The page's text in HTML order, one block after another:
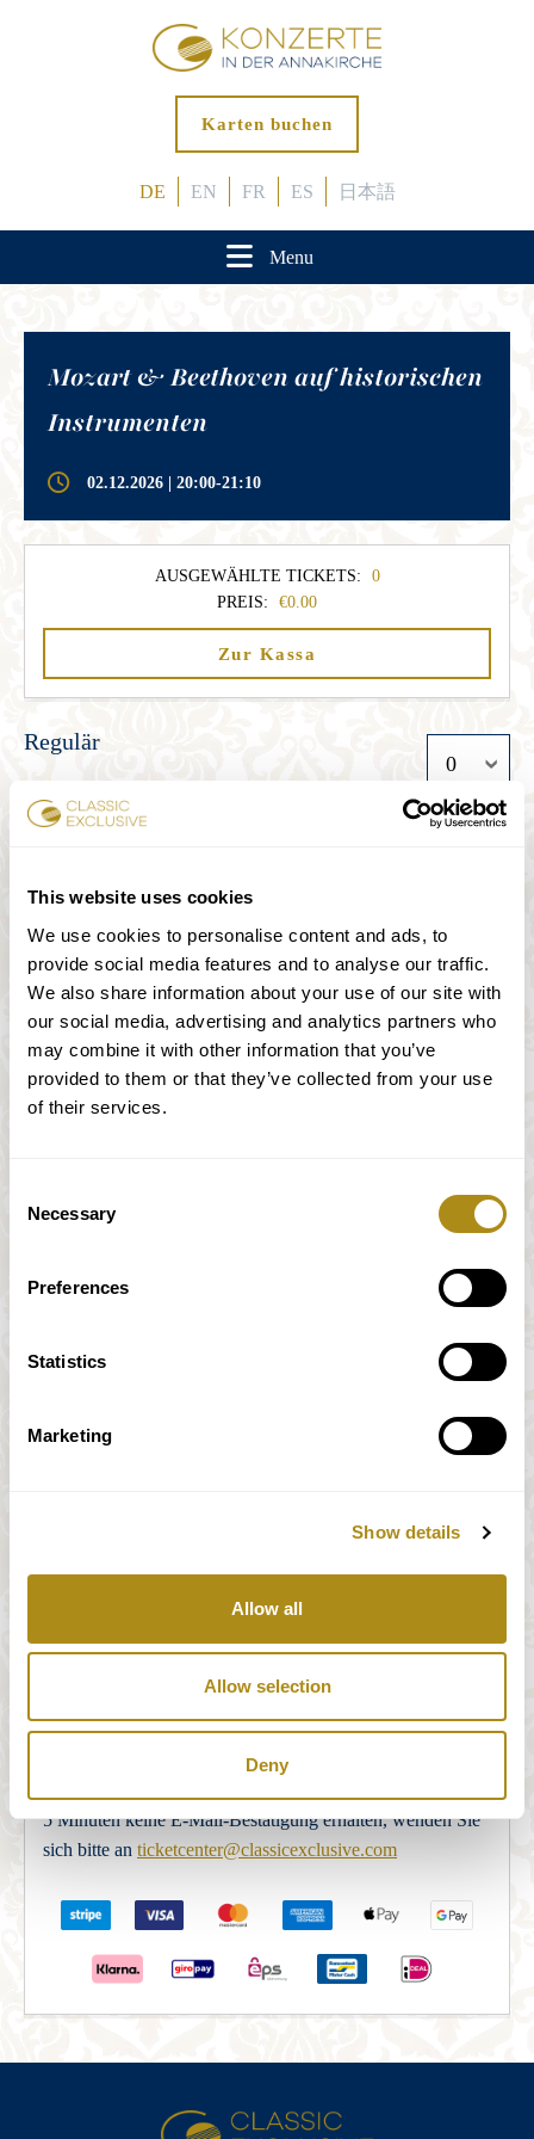
This website uses cookies
We use cookies to personalise content and ads, to
provide social media features and to analyse our traffic.
We also share information about your use of our site with
our social media, advertising and analytics partners who
may combine it with other information that you’ve
provided to them or that they’ve collected from your use
of their services.
Selection
Necessary
Preferences
Statistics
Marketing
Show details
Allow all
Allow selection
Deny
Karten buchen
DE EN FR ES 日本語
Menu
Mozart & Beethoven auf historischen
Instrumenten
02.12.2026 | 20:00-21:10
AUSGEWÄHLTE TICKETS:
0
PREIS:
0.00
Zur Kassa
Regulär
Senior
27.00
Unser Zahlungssystem wird vollständig und sicher von
STRIPE Payments Security Server weitergeleitet, um die
Zahlung abzuschließen. Nach Abschluss der Zahlung wird
5 Minuten keine E-Mail-Bestätigung erhalten, wenden Sie
sich bitte an ticketcenter@classicexclusive.com